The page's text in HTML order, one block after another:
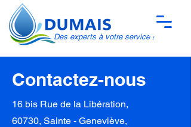
Des experts à votre service !
Contactez-nous
16 bis Rue de la Libération,
60730, Sainte - Geneviève,